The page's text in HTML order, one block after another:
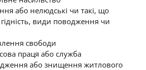
або нелюдські чи такі, що
види поводження чи
свободи
праця або служба
або знищення житлового